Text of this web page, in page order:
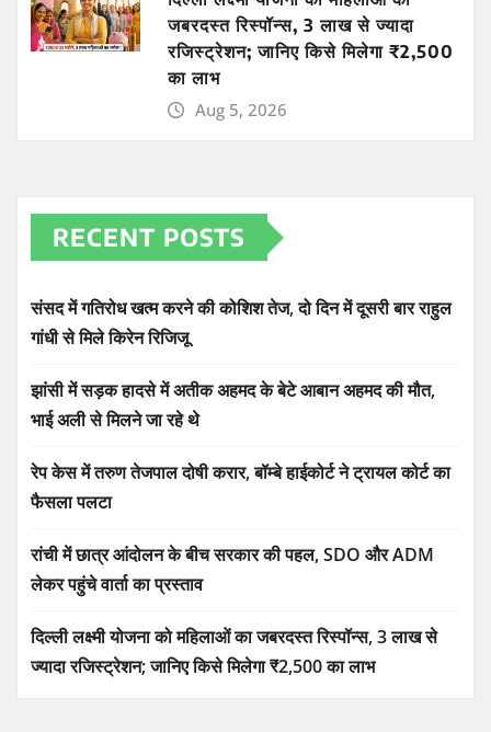
जबरदस्त रिस्पॉन्स, 3 लाख से ज्यादा
रजिस्ट्रेशन; जानिए किसे मिलेगा ₹2,500
का लाभ
Aug 5, 2026
RECENT POSTS
संसद में गतिरोध खत्म करने की कोशिश तेज, दो दिन में दूसरी बार राहुल
गांधी से मिले किरेन रिजिजू
झांसी में सड़क हादसे में अतीक अहमद के बेटे आबान अहमद की मौत,
भाई अली से मिलने जा रहे थे
रेप केस में तरुण तेजपाल दोषी करार, बॉम्बे हाईकोर्ट ने ट्रायल कोर्ट का
फैसला पलटा
रांची में छात्र आंदोलन के बीच सरकार की पहल, SDO और ADM
लेकर पहुंचे वार्ता का प्रस्ताव
दिल्ली लक्ष्मी योजना को महिलाओं का जबरदस्त रिस्पॉन्स, 3 लाख से
ज्यादा रजिस्ट्रेशन; जानिए किसे मिलेगा ₹2,500 का लाभ